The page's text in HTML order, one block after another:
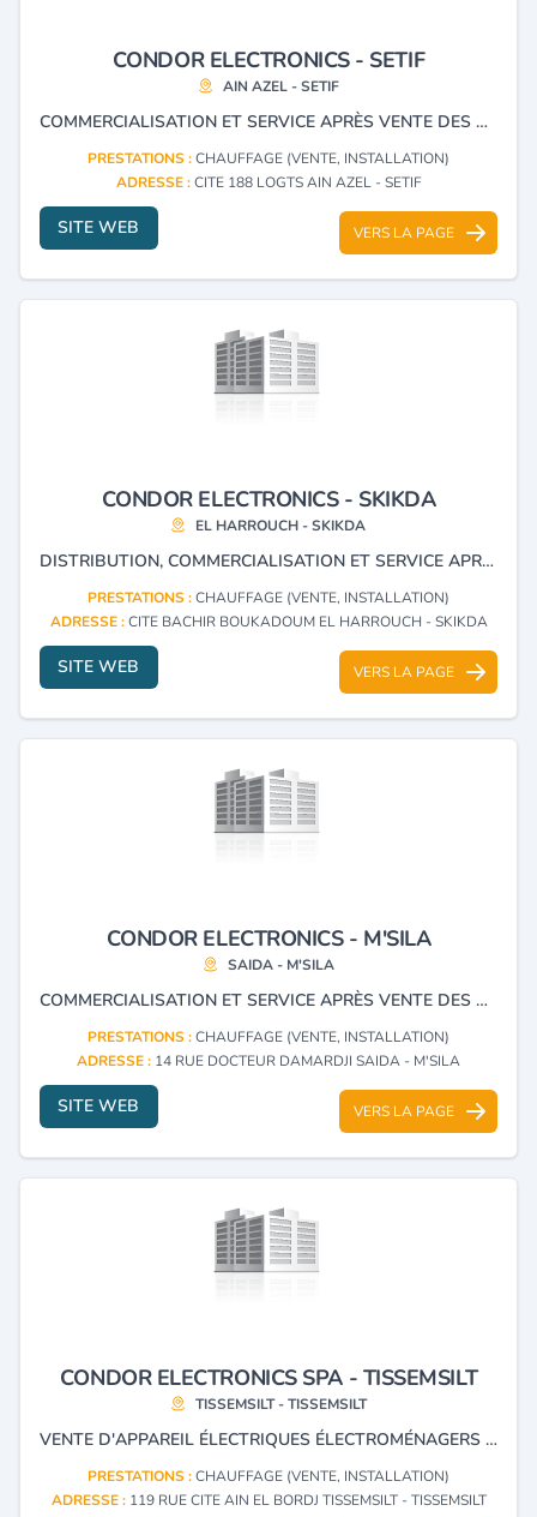
CONDOR ELECTRONICS - SETIF
AIN AZEL - SETIF
COMMERCIALISATION ET SERVICE APRÈS VENTE DES PRODUITS ÉLECTRONIQUES ET ÉLECTROMÉNAGERS DE LA MARQUE CONDOR.
PRESTATIONS :CHAUFFAGE (VENTE, INSTALLATION)
ADRESSE :CITE 188 LOGTS AIN AZEL - SETIF
SITE WEB VERS LA PAGE
CONDOR ELECTRONICS - SKIKDA
EL HARROUCH - SKIKDA
DISTRIBUTION, COMMERCIALISATION ET SERVICE APRÈS VENTE DE MATÉRIELS ÉLECTRONIQUES ET ÉLECTROMÉNAGERS (CONDOR).
PRESTATIONS :CHAUFFAGE (VENTE, INSTALLATION)
ADRESSE :CITE BACHIR BOUKADOUM EL HARROUCH - SKIKDA
SITE WEB VERS LA PAGE
CONDOR ELECTRONICS - M'SILA
SAIDA - M'SILA
COMMERCIALISATION ET SERVICE APRÈS VENTE DES PRODUITS ÉLECTRONIQUES ET ÉLECTROMÉNAGERS DE LA MARQUE CONDOR.
PRESTATIONS :CHAUFFAGE (VENTE, INSTALLATION)
ADRESSE : 14 RUE DOCTEUR DAMARDJI SAIDA - M'SILA
SITE WEB VERS LA PAGE
CONDOR ELECTRONICS SPA - TISSEMSILT
TISSEMSILT - TISSEMSILT
VENTE D'APPAREIL ÉLECTRIQUES ÉLECTROMÉNAGERS ET OUTIL INFORMATIQUE.
PRESTATIONS :CHAUFFAGE (VENTE, INSTALLATION)
ADRESSE : 119 RUE CITE AIN EL BORDJ TISSEMSILT - TISSEMSILT